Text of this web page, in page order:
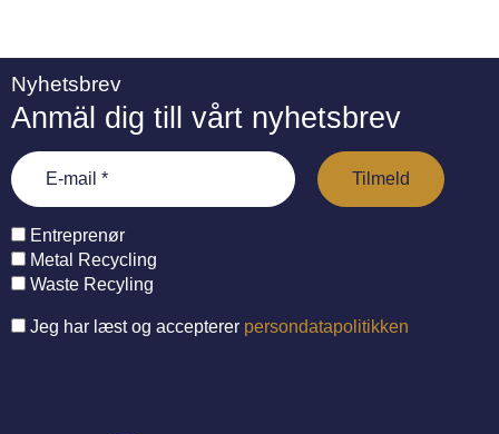
Nyhetsbrev
Anmäl dig till vårt nyhetsbrev
Entreprenør
Metal Recycling
Waste Recyling
Jeg har læst og accepterer persondatapolitikken